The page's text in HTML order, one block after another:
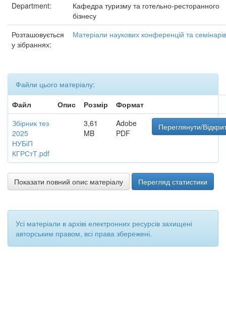
Department:
Кафедра туризму та готельно-ресторанного
бізнесу
Розташовується
у зібраннях:
Матеріали наукових конференцій та семінарів
Файли цього матеріалу:
Файл
Опис Розмір
Формат
Збірник тез
2025
НУБіП
КГРСтТ.pdf
3,61
MB
Adobe
PDF
Переглянути/
Показати повний опис матеріалу Перегляд статистики
Усі матеріали в архіві електронних ресурсів захищені
авторським правом, всі права збережені.